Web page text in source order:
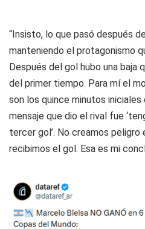
“Insisto, lo que pasó después
manteniendo el protagonismo
Después del gol hubo una baja
del primer tiempo. Para mí el
son los quince minutos iniciales
mensaje que dio el rival fue
tercer gol’. No creamos
recibimos el gol. Esa es mi